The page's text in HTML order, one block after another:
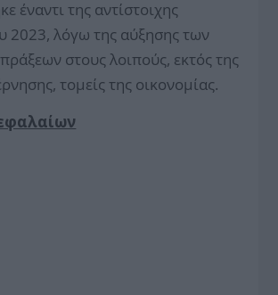
έναντι της αντίστοιχης
2023, λόγω της αύξησης των
στους λοιπούς, εκτός της
τομείς της οικονομίας.